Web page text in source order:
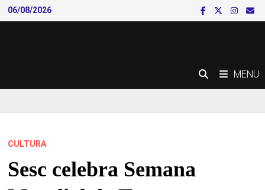
Skip
to
06/08/2026
MENU
CULTURA
Sesc celebra Semana